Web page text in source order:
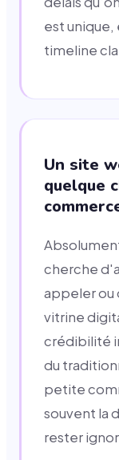
est unique,
timeline
Un site
quelque
cherche
appeler ou
vitrine
crédibilité
du
petite
souvent la
rester